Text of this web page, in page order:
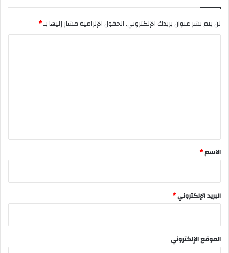
لن يتم نشر عنوان بريدك الإلكتروني.الحقول الإلزامية مشار إليها بـ*
*
الاسم*
البريد الإلكتروني*
الموقع الإلكتروني